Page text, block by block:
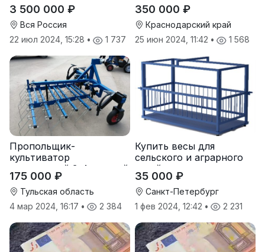
3 500 000 ₽
Вся Россия
22 июл 2024, 15:28 • 1 737
350 000 ₽
Краснодарский край
25 июн 2024, 11:42 • 1 568
Пропольщик-
культиватор
штригерный 3-4-рядный
«ТУЛКА-3/4»
175 000 ₽
Тульская область
4 мар 2024, 16:17 • 2 384
Купить весы для
сельского и аграрного
хозяйства от
производителя
35 000 ₽
Санкт-Петербург
1 фев 2024, 12:42 • 2 231